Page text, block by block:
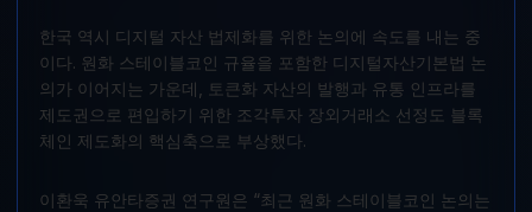
한국 역시 디지털 자산 법제화를 위한 논의에 속도를 내는 중
이다. 원화 스테이블코인 규율을 포함한 디지털자산기본법 논
의가 이어지는 가운데, 토큰화 자산의 발행과 유통 인프라를
제도권으로 편입하기 위한 조각투자 장외거래소 선정도 블록
체인 제도화의 핵심축으로 부상했다.
이환욱 유안타증권 연구원은 “최근 원화 스테이블코인 논의는